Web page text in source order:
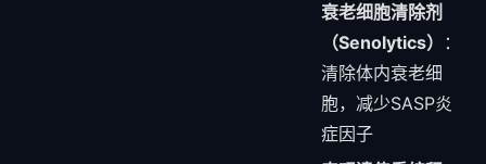
衰老细胞清除剂
（Senolytics）
：
清除体内衰老细
胞，减少SASP炎
症因子